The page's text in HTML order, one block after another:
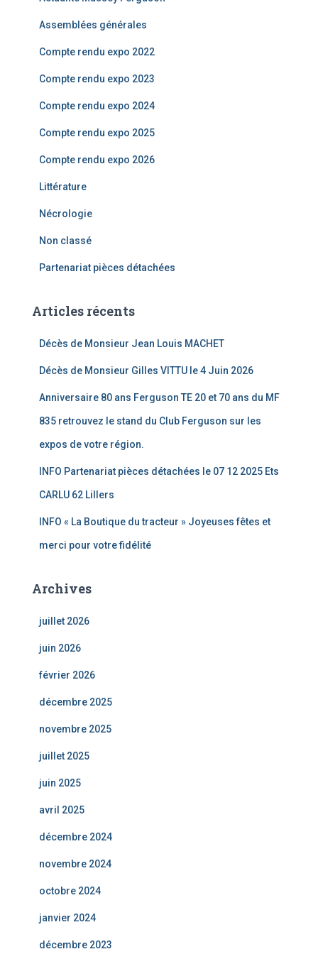
Assemblées générales
Compte rendu expo 2022
Compte rendu expo 2023
Compte rendu expo 2024
Compte rendu expo 2025
Compte rendu expo 2026
Littérature
Nécrologie
Non classé
Partenariat pièces détachées
Articles récents
Décès de Monsieur Jean Louis MACHET
Décès de Monsieur Gilles VITTU le 4 Juin 2026
Anniversaire 80 ans Ferguson TE 20 et 70 ans du MF
835 retrouvez le stand du Club Ferguson sur les
expos de votre région.
INFO Partenariat pièces détachées le 07 12 2025 Ets
CARLU 62 Lillers
INFO « La Boutique du tracteur » Joyeuses fêtes et
merci pour votre fidélité
Archives
juillet 2026
juin 2026
février 2026
décembre 2025
novembre 2025
juillet 2025
juin 2025
avril 2025
décembre 2024
novembre 2024
octobre 2024
janvier 2024
décembre 2023